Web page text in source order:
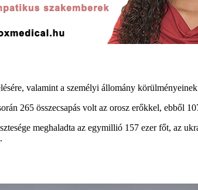
valamint a személyi állomány
265 összecsapás volt az orosz erőkkel, ebből
meghaladta az egymillió 157 ezer főt, az